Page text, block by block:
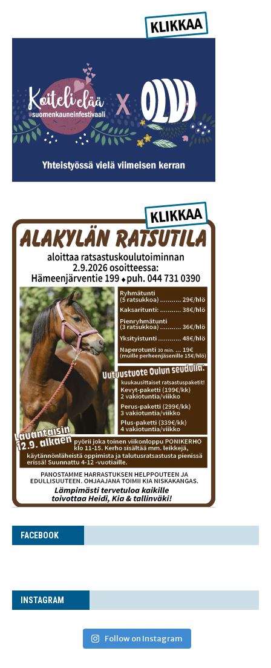
FACE­BOOK
INS­TA­GRAM
Follow on Instagram